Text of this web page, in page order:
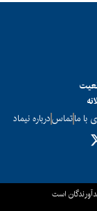
با ماتماسدرباره نیماد
است